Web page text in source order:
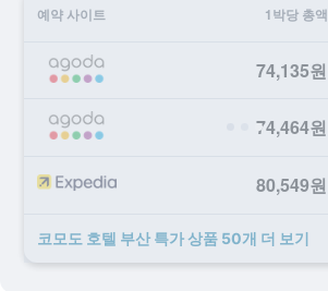
예약 사이트 1박당 총액
74,135원
74,464원
80,549원
코모도 호텔 부산 ​특가 ​상품 50개 ​더 ​보기